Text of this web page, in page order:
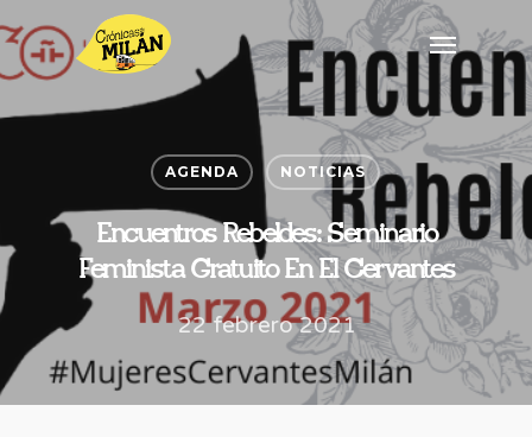
AGENDA NOTICIAS
Encuentros Rebeldes: Seminario
Feminista Gratuito En El Cervantes
22 febrero 2021